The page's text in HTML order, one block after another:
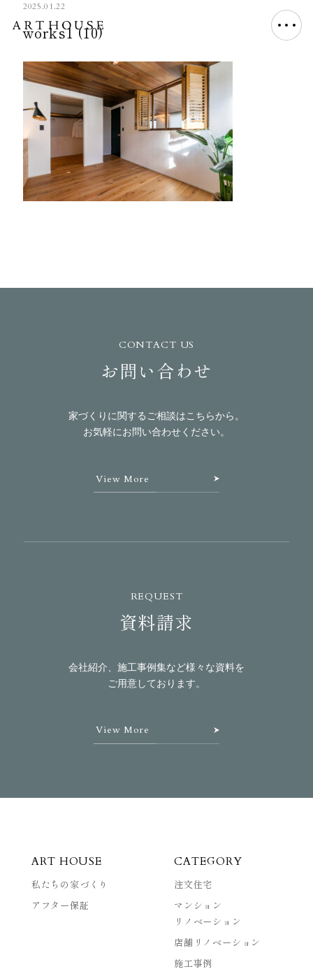
2025.01.22
works1 (10)
CONTACT US
お問い合わせ
家づくりに関するご相談はこちらから。
お気軽にお問い合わせください。
View More
REQUEST
資料請求
会社紹介、施工事例集など様々な資料を
ご用意しております。
View More
ART HOUSE
私たちの家づくり
アフター保証
CATEGORY
注文住宅
マンション
リノベーション
店舗リノベーション
施工事例